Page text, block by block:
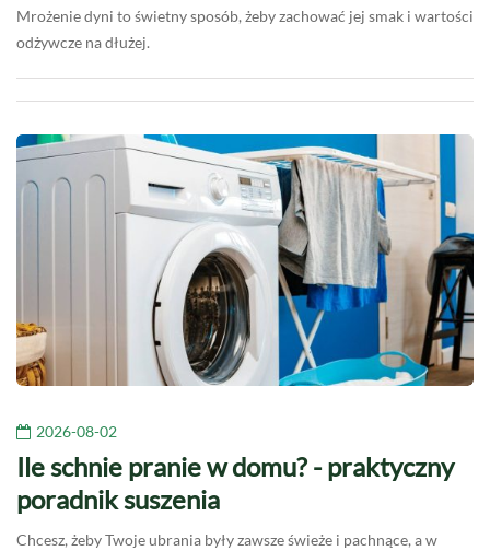
Mrożenie dyni to świetny sposób, żeby zachować jej smak i wartości
odżywcze na dłużej.
2026-08-02
Ile schnie pranie w domu? - praktyczny
poradnik suszenia
Chcesz, żeby Twoje ubrania były zawsze świeże i pachnące, a w